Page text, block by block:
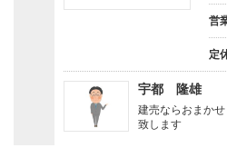
営
定
宇都 隆雄
建売ならおまか
致します